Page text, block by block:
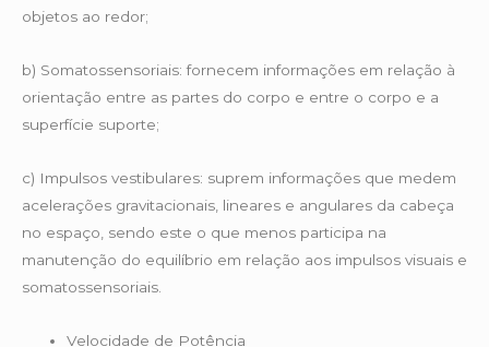
objetos ao redor;
b) Somatossensoriais: fornecem informações em relação à
orientação entre as partes do corpo e entre o corpo e a
superfície suporte;
c) Impulsos vestibulares: suprem informações que medem
acelerações gravitacionais, lineares e angulares da cabeça
no espaço, sendo este o que menos participa na
manutenção do equilíbrio em relação aos impulsos visuais e
somatossensoriais.
Velocidade de Potência